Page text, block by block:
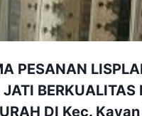
PESANAN
BERKUALITAS
DI Kec.